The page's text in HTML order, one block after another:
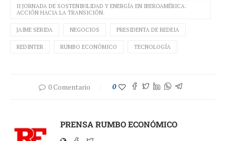
II JORNADA DE SOSTENIBILIDAD Y ENERGÍA EN IBEROAMÉRICA:
ACCIÓN HACIA LA TRANSICIÓN.
JAIME SERIDA NEGOCIOS PRESIDENTA DE REDEIA
REDINTER RUMBO ECONÓMICO TECNOLOGÍA
0 Comentario 0
PRENSA RUMBO ECONÓMICO